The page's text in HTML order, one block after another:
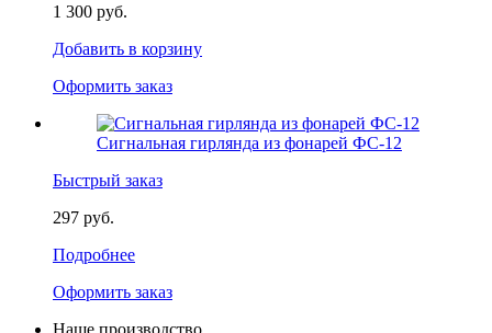
1 300 руб.
Добавить в корзину
Оформить заказ
Сигнальная гирлянда из фонарей ФС-12
Быстрый заказ
297 руб.
Подробнее
Оформить заказ